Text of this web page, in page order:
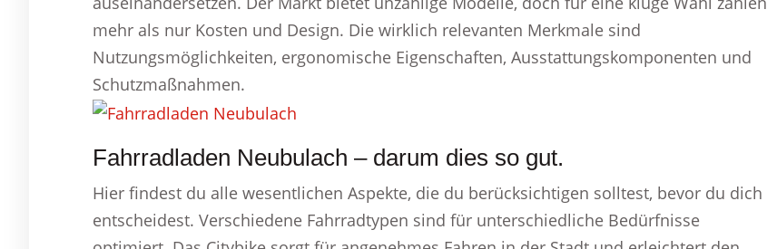
mehr als nur Kosten und Design. Die wirklich relevanten Merkmale sind
Nutzungsmöglichkeiten, ergonomische Eigenschaften, Ausstattungskomponenten und
Schutzmaßnahmen.
Fahrradladen Neubulach – darum dies so gut.
Hier findest du alle wesentlichen Aspekte, die du berücksichtigen solltest, bevor du dich
entscheidest. Verschiedene Fahrradtypen sind für unterschiedliche Bedürfnisse